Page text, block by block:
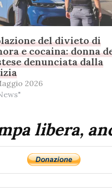
del divieto di
e cocaina: donna
denunciata dalla
2026
libera,